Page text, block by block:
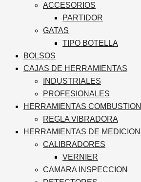
ACCESORIOS
PARTIDOR
GATAS
TIPO BOTELLA
BOLSOS
CAJAS DE HERRAMIENTAS
INDUSTRIALES
PROFESIONALES
HERRAMIENTAS COMBUSTION
REGLA VIBRADORA
HERRAMIENTAS DE MEDICION
CALIBRADORES
VERNIER
CAMARA INSPECCION